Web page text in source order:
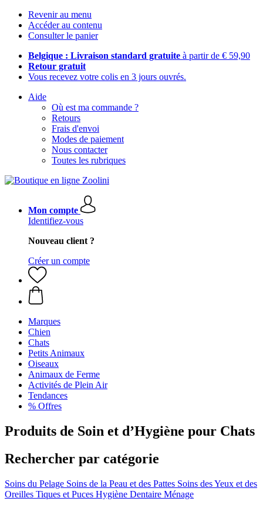
Revenir au menu
Accéder au contenu
Consulter le panier
Belgique : Livraison standard gratuite à partir de € 59,90
Retour gratuit
Vous recevez votre colis en 3 jours ouvrés.
Aide
Où est ma commande ?
Retours
Frais d'envoi
Modes de paiement
Nous contacter
Toutes les rubriques
Mon compte
Identifiez-vous
Nouveau client ?
Créer un compte
Marques
Chien
Chats
Petits Animaux
Oiseaux
Animaux de Ferme
Activités de Plein Air
Tendances
% Offres
Produits de Soin et d’Hygiène pour Chats
Rechercher par catégorie
Soins du Pelage Soins de la Peau et des Pattes Soins des Yeux et des
Oreilles Tiques et Puces Hygiène Dentaire Ménage